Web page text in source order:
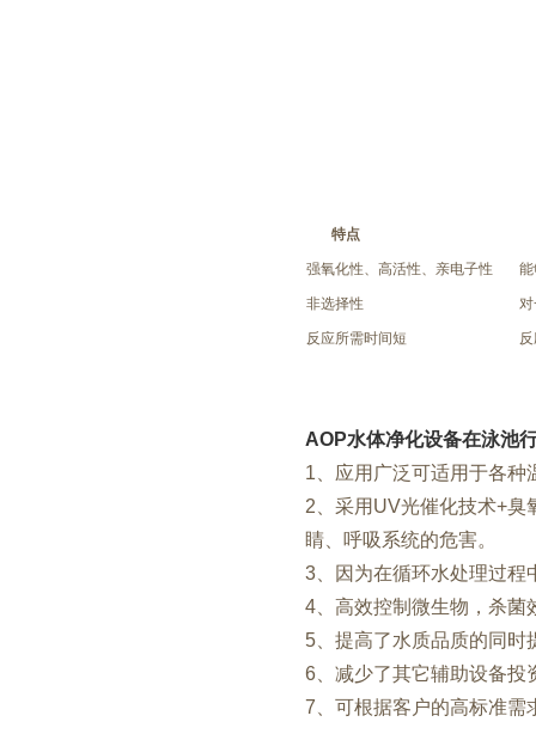
特点
强氧化性、高活性、亲电子性
非选择性
反应所需时间短
AOP水体净化设备在泳池
1、应用广泛可适用于各种
2、采用UV光催化技术+臭
睛、呼吸系统的危害。
3、因为在循环水处理过程
4、高效控制微生物，杀菌
5、提高了水质品质的同时
6、减少了其它辅助设备投
7、可根据客户的高标准需